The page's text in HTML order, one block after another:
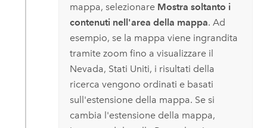
mappa, selezionare Mostra soltanto i
contenuti nell'area della mappa. Ad
esempio, se la mappa viene ingrandita
tramite zoom fino a visualizzare il
Nevada, Stati Uniti, i risultati della
ricerca vengono ordinati e basati
sull'estensione della mappa. Se si
cambia l'estensione della mappa,